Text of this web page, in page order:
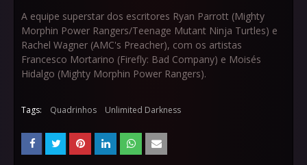
A equipe superstar dos escritores Ryan Parrott (Mighty
Morphin Power Rangers/Teenage Mutant Ninja Turtles) e
Rachel Wagner (AMC's Preacher), com os artistas
Francesco Mortarino (Firefly: Bad Company) e Moisés
Hidalgo (Mighty Morphin Power Rangers).
Tags: Quadrinhos Unlimited Darkness